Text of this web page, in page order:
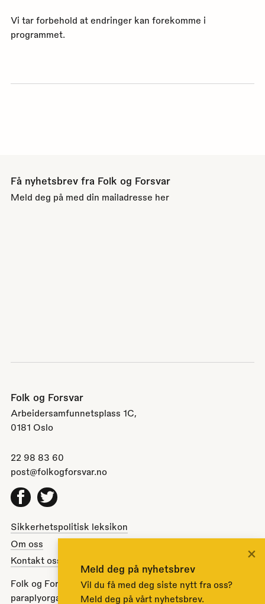
Vi tar forbehold at endringer kan forekomme i
programmet.
Få nyhetsbrev fra Folk og Forsvar
Meld deg på med din mailadresse her
Folk og Forsvar
Arbeidersamfunnetsplass 1C,
0181 Oslo
22 98 83 60
post@folkogforsvar.no
Facebook
Twitter
Sikkerhetspolitisk leksikon
Om oss
Kontakt oss
Folk og Forsvar er en partipolitisk nøytral
paraplyorganisasjon opprettet av Stortinget i 1951 for å
Meld deg på nyhetsbrev
Vil du få med deg siste nytt fra oss?
Meld deg på vårt nyhetsbrev.
×